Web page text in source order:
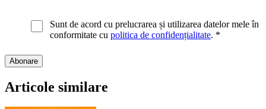
Sunt de acord cu prelucrarea și utilizarea datelor mele în
conformitate cu politica de confidențialitate. *
Articole similare